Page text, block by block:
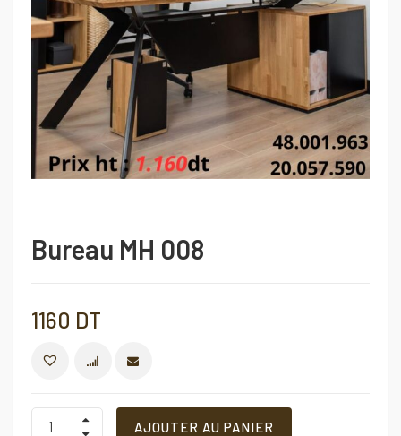
Bureau MH 008
1160 DT
COMPARER
Bureau
AJOUTER AU PANIER